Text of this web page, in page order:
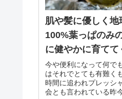
肌や髪に優しく
100%葉っぱのみ
に健やかに育て
ュラル思考の人に
今や便利になって何で
はそれでとても有難く
時間に追われプレッシ
会とも言われている昨